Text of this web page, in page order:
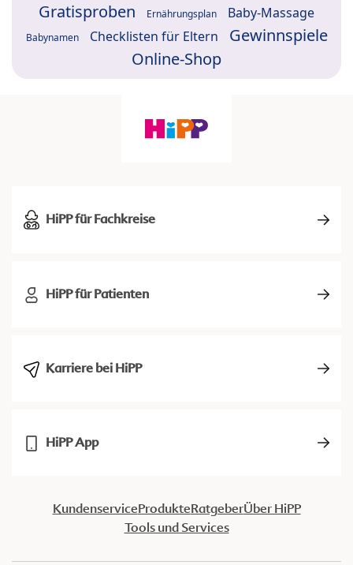
Gratisproben Ernährungsplan Baby-Massage
Babynamen Checklisten für Eltern
Gewinnspiele
Online-Shop
HiPP für Fachkreise
HiPP für Patienten
Karriere bei HiPP
HiPP App
KundenserviceProdukteRatgeberÜber HiPP
Tools und Services